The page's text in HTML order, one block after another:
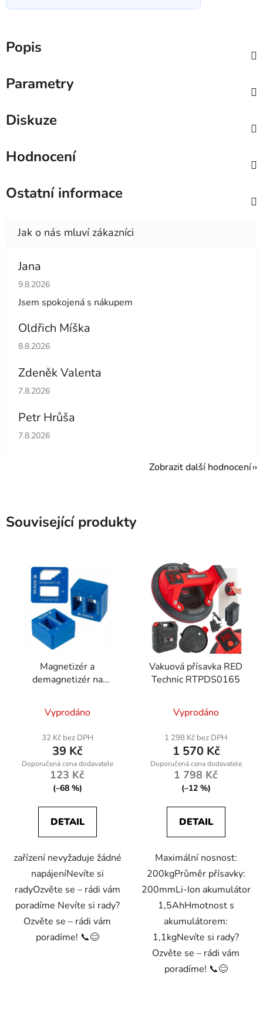
Popis
Parametry
Diskuze
Hodnocení
Ostatní informace
Jana
Hodnocení obchodu je 5 z 5 hvězdiček.
9.8.2026
Jsem spokojená s nákupem
Oldřich Míška
Hodnocení obchodu je 5 z 5 hvězdiček.
8.8.2026
Zdeněk Valenta
Hodnocení obchodu je 5 z 5 hvězdiček.
7.8.2026
Petr Hrůša
Hodnocení obchodu je 5 z 5 hvězdiček.
7.8.2026
Zobrazit další hodnocení
Související produkty
Magnetizér a
demagnetizér na
Vyprodáno
32 Kč bez DPH
39 Kč
123 Kč
(–68 %)
DETAIL
zařízení nevyžaduje žádné
napájeníNevíte si
radyOzvěte se – rádi vám
poradíme Nevíte si rady?
Ozvěte se – rádi vám
poradíme! 📞😊
Vakuová přísavka RED
Technic RTPDS0165
Vyprodáno
1 298 Kč bez DPH
1 570 Kč
1 798 Kč
(–12 %)
DETAIL
Maximální nosnost:
200kgPrůměr přísavky:
200mmLi-Ion akumulátor
1,5AhHmotnost s
akumulátorem:
1,1kgNevíte si rady?
Ozvěte se – rádi vám
poradíme! 📞😊